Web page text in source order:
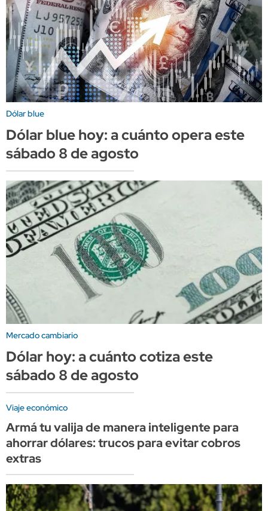
Dólar blue
Dólar blue hoy: a cuánto opera este
sábado 8 de agosto
Mercado cambiario
Dólar hoy: a cuánto cotiza este
sábado 8 de agosto
Viaje económico
Armá tu valija de manera inteligente para
ahorrar dólares: trucos para evitar cobros
extras